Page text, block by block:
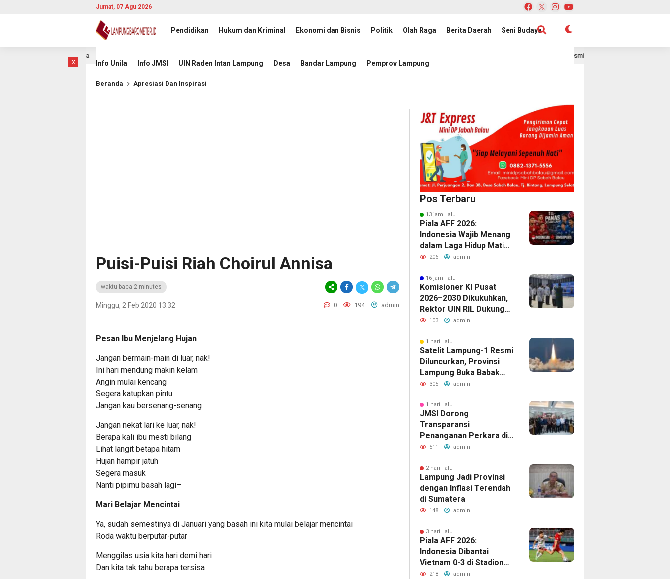
Jumat, 07 Agu 2026
Pendidikan Hukum dan Kriminal Ekonomi dan Bisnis Politik Olah Raga Berita Daerah Seni Budaya
Info Unila Info JMSI UIN Raden Intan Lampung Desa Bandar Lampung Pemprov Lampung
x
16 jam lalu Satelit Lampung-1 Resmi Diluncurkan, Provinsi Lampung Buka
Beranda Apresiasi Dan Inspirasi
Puisi-Puisi Riah Choirul Annisa
waktu baca 2 minutes
Minggu, 2 Feb 2020 13:32 0 194 admin
Pesan Ibu Menjelang Hujan
Jangan bermain-main di luar, nak!
Ini hari mendung makin kelam
Angin mulai kencang
Segera katupkan pintu
Jangan kau bersenang-senang
Jangan nekat lari ke luar, nak!
Berapa kali ibu mesti bilang
Lihat langit betapa hitam
Hujan hampir jatuh
Segera masuk
Nanti pipimu basah lagi–
Mari Belajar Mencintai
Ya, sudah semestinya di Januari yang basah ini kita mulai belajar mencintai
Roda waktu berputar-putar
Menggilas usia kita hari demi hari
Dan kita tak tahu berapa tersisa
Pos Terbaru
13 jam lalu
Piala AFF 2026:
Indonesia Wajib Menang
dalam Laga Hidup Mati
Lawan Singapura
206 admin
16 jam lalu
Komisioner KI Pusat
2026–2030 Dikukuhkan,
Rektor UIN RIL Dukung
Penguatan Tata Kelola
103 admin
1 hari lalu
Satelit Lampung-1 Resmi
Diluncurkan, Provinsi
Lampung Buka Babak
Baru
305 admin
1 hari lalu
JMSI Dorong
Transparansi
Penanganan Perkara di
Kejati Lampung
511 admin
2 hari lalu
Lampung Jadi Provinsi
dengan Inflasi Terendah
di Sumatera
148 admin
3 hari lalu
Piala AFF 2026:
Indonesia Dibantai
Vietnam 0-3 di Stadion
Pakansari
218 admin